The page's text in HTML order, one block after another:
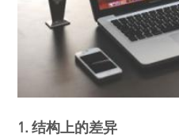
1. 结构上的差异